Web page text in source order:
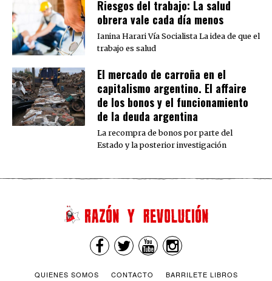
Riesgos del trabajo: La salud
obrera vale cada día menos
Ianina Harari Vía Socialista La idea de que el
trabajo es salud
El mercado de carroña en el
capitalismo argentino. El affaire
de los bonos y el funcionamiento
de la deuda argentina
La recompra de bonos por parte del
Estado y la posterior investigación
QUIENES SOMOS CONTACTO
BARRILETE LIBROS